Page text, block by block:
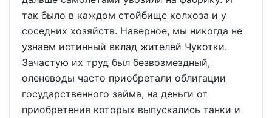
так было в каждом стойбище колхоза и у
соседних хозяйств. Наверное, мы никогда не
узнаем истинный вклад жителей Чукотки.
Зачастую их труд был безвозмездный,
оленеводы часто приобретали облигации
государственного займа, на деньги от
приобретения которых выпускались танки и